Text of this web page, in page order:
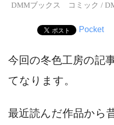
DMMブックス コミック /
Pocket
今回の冬色工房の記
てなります。
最近読んだ作品から